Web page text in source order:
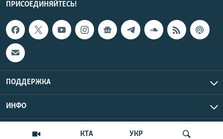
КТА УКР
ПРИСОЕДИНЯЙТЕСЬ!
ПОДДЕРЖКА
ИНФО
Copyright Крым.Реалии, 2026 | Все права защищены.
UTC+3